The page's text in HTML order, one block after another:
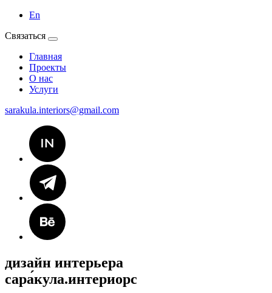
En
Связаться
Главная
Проекты
О нас
Услуги
sarakula.interiors@gmail.com
дизайн интерьера
сара́кула.интериорс